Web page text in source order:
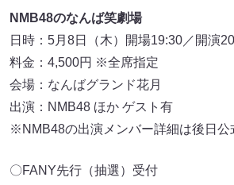
NMB48のなんば笑劇場
日時：5月8日（木）開場19:30／開演
料金：4,500円 ※全席指定
会場：なんばグランド花月
出演：NMB48 ほか ゲスト有
※NMB48の出演メンバー詳細は後日公
〇FANY先行（抽選）受付